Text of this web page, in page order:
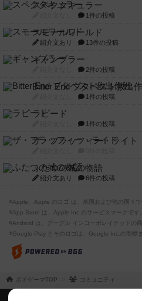
スペクタキュラー
1件の投稿
スモールワールド
紹介文あり 13件の投稿
ギャンブラー
2件の投稿
Bitter End ブタペスト救出
1件の投稿
ラピード
1件の投稿
ザ・フラッフィー・ライト
ふたつの城の物語
紹介文あり 6件の投稿
※Apple、Apple のロゴ は、米国および他の国々
※App Store は、Apple Inc.のサービスマークです。
※Android は、グーグル インコーポレイテッドの
※Google Play とそのロゴは、Google Inc.の商標
ボドゲーマTOP コミュニティ